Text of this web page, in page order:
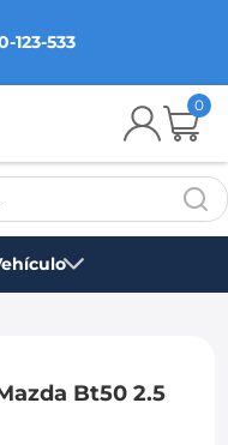
123-533
0
repuesto...
Bt50 2.5